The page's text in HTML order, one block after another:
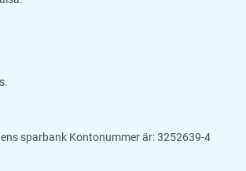
sparbank Kontonummer är: 3252639-4